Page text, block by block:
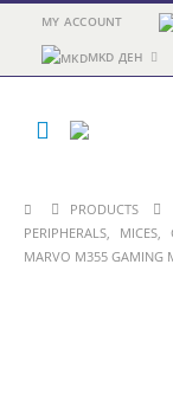
MY ACCOUNT
MKD ДЕН
PRODUCTS
PERIPHERALS, MICES,
MARVO M355 GAMING